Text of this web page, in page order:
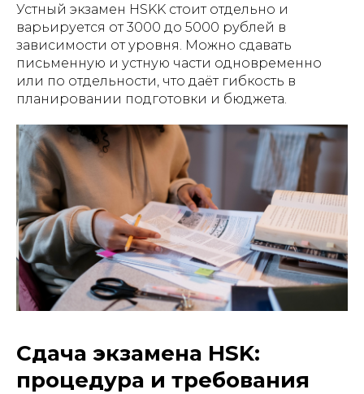
Устный экзамен HSKK стоит отдельно и
варьируется от 3000 до 5000 рублей в
зависимости от уровня. Можно сдавать
письменную и устную части одновременно
или по отдельности, что даёт гибкость в
планировании подготовки и бюджета.
Сдача экзамена HSK:
процедура и требования